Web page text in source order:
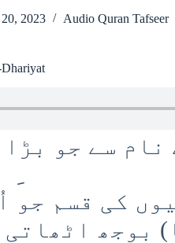
2023 Audio Quran Tafseer
سے جو